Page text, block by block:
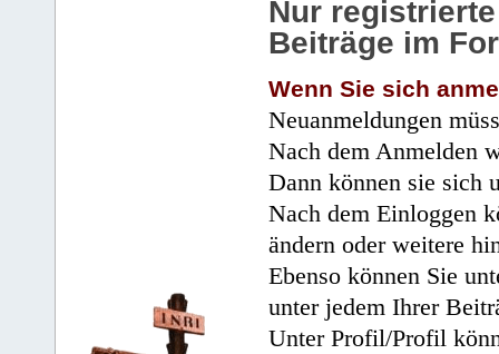
Nur
Beiträge im
Wenn Sie sich
Neuanmeldungen
Nach dem Anmelden
Dann können sie sich
Nach dem Einloggen
ändern oder weitere
Ebenso können Sie
unter jedem Ihrer
Unter Profil/Profil